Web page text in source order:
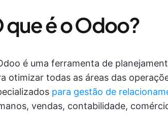
que é o Odoo?
é uma ferramenta de
otimizar todas as áreas das
para gestão de
vendas, contabilidade,